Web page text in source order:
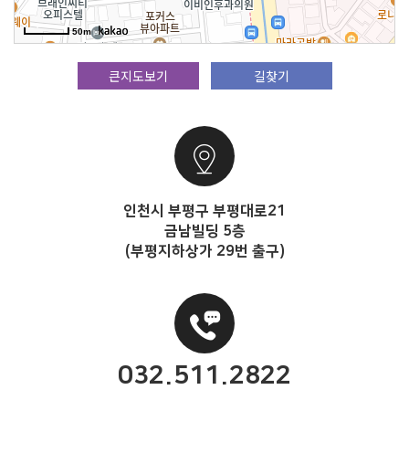
50m
큰지도보기 길찾기
인천시 부평구 부평대로21
금남빌딩 5층
(부평지하상가 29번 출구)
032.511.2822